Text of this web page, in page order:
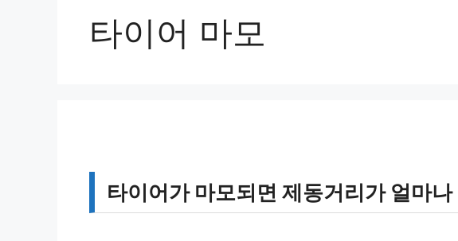
타이어 마모
타이어가 마모되면 제동거리가 얼마